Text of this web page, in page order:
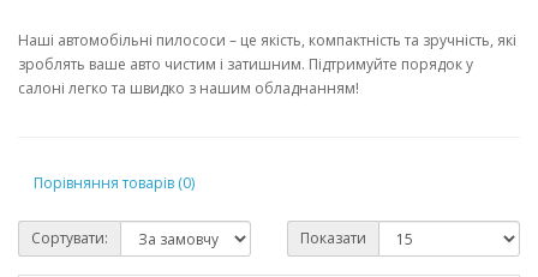
Наші автомобільні пилососи – це якість, компактність та зручність, які
зроблять ваше авто чистим і затишним. Підтримуйте порядок у
салоні легко та швидко з нашим обладнанням!
Порівняння товарів (0)
Сортувати: Показати